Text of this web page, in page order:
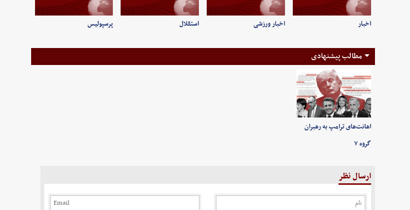
اخبار اخبار ورزشی استقلال پرسپولیس
مطالب پیشنهادی
اهانت‌های ترامپ به رهبران
گروه ۷
ارسال نظر